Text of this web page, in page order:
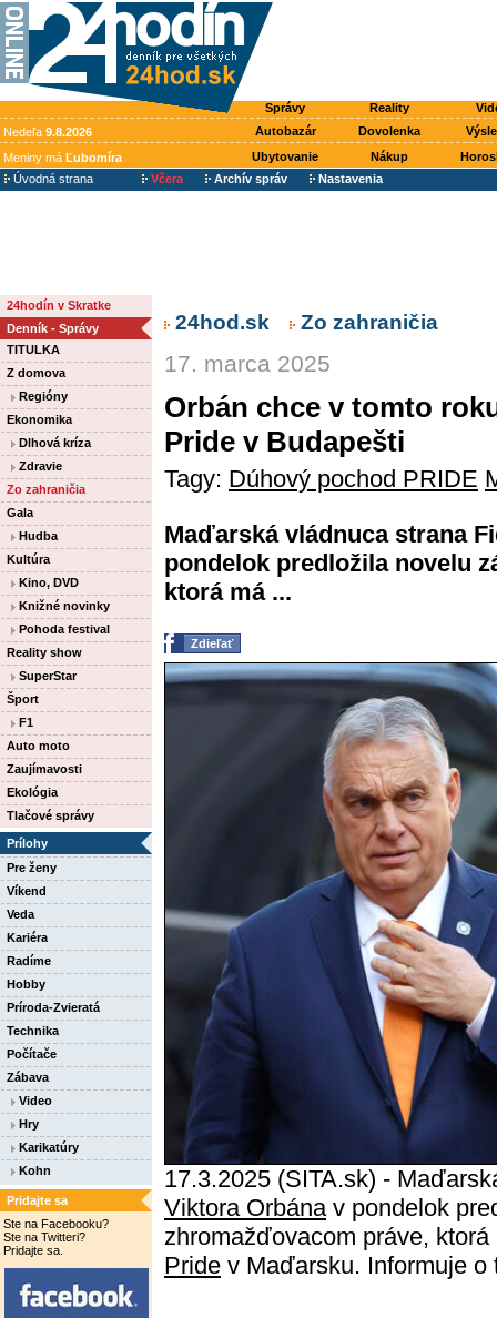
Správy Reality
Nedeľa 9.8.2026 Autobazár Dovolenka
Meniny má Ľubomíra Ubytovanie Nákup
Úvodná strana
Včera Archív správ Nastavenia
24hodín v Skratke
Denník - Správy
TITULKA
Z domova
Regióny
Ekonomika
Dlhová kríza
Zdravie
Zo zahraničia
Gala
Hudba
Kultúra
Kino, DVD
Knižné novinky
Pohoda festival
Reality show
SuperStar
Šport
F1
Auto moto
Zaujímavosti
Ekológia
Tlačové správy
Prílohy
Pre ženy
Víkend
Veda
Kariéra
Radíme
Hobby
Príroda-Zvieratá
Technika
Počítače
Zábava
Video
Hry
Karikatúry
Kohn
Pridajte sa
Ste na Facebooku?
Ste na Twitteri?
Pridajte sa.
24hod.sk Zo zahraničia
17. marca 2025
Orbán chce v tomto
Pride v Budapešti
Tagy: Dúhový pochod PRIDE
Maďarská vládnuca strana
pondelok predložila novelu
ktorá má ...
Zdieľať
17.3.2025 (SITA.sk) -
Viktora Orbánav pondelok
zhromažďovacom práve,
Pride v Maďarsku. Informuje